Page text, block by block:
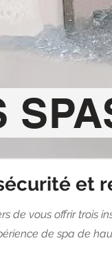
et
de vous offrir trois
de spa de